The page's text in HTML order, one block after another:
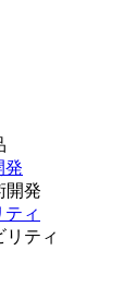
発
開発
ィ
リティ